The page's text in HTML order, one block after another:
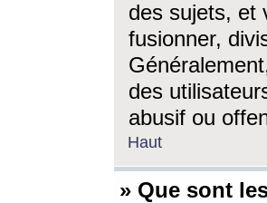
des sujets, et
fusionner,
des
abusif ou
Haut
» Que sont